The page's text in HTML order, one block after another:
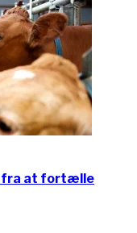
fra at fortælle